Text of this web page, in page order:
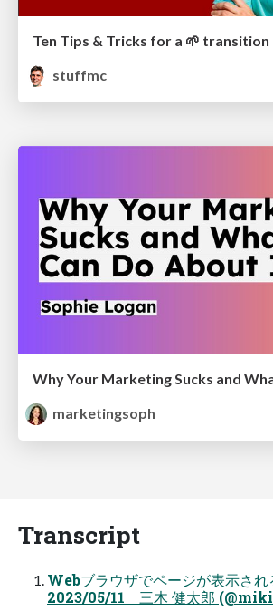
Ten Tips & Tricks for a 🌱 transition
stuffmc
marketingsoph
Transcript
Webブラウザでページが表示され
2023/05/11 三木 健太郎